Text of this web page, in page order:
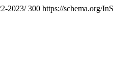
2023/ 300 https://schema.org/